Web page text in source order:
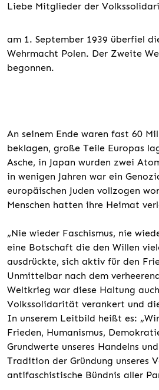
Liebe Mitglieder der
am 1. September 1939 überfiel
Wehrmacht Polen. Der Zweite
begonnen.
An seinem Ende waren fast 60
beklagen, große Teile Europas
Asche, in Japan wurden zwei
in wenigen Jahren war ein
europäischen Juden vollzogen
Menschen hatten ihre Heimat
„Nie wieder Faschismus, nie
eine Botschaft die den Willen
ausdrückte, sich aktiv für den
Unmittelbar nach dem
Weltkrieg war diese Haltung
Volkssolidarität verankert und
In unserem Leitbild heißt es:
Frieden, Humanismus,
Grundwerte unseres Handelns
Tradition der Gründung unseres
antifaschistische Bündnis aller